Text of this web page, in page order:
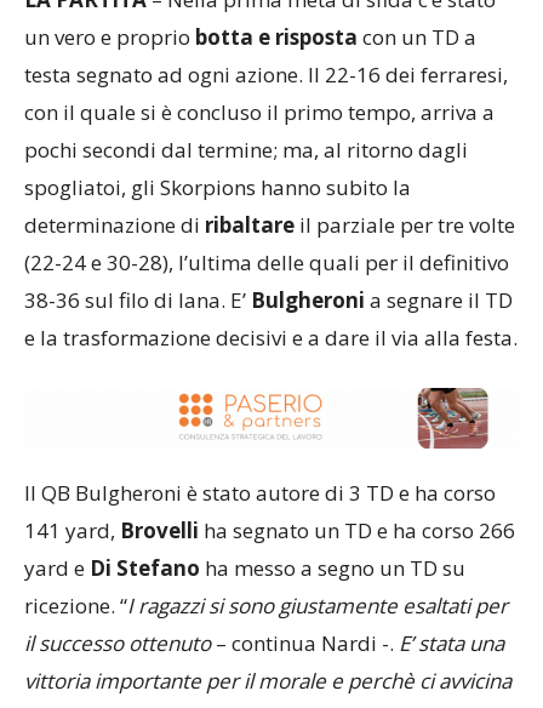
– Nella prima metà di sfida c’è stato
un vero e proprio
botta e risposta
testa segnato ad ogni azione. Il 22-16 dei ferraresi,
con il quale si è concluso il primo tempo, arriva a
pochi secondi dal termine; ma, al ritorno dagli
spogliatoi, gli Skorpions hanno subito la
il parziale per tre volte
(22-24 e 30-28), l’ultima delle quali per il definitivo
Bulgheroni
a segnare il TD
Il QB Bulgheroni è stato autore di 3 TD e ha corso
141 yard,Brovelli ha segnato un TD e ha corso 266
yard eDi Stefanoha messo a segno un TD su
ricezione. “ I ragazzi si sono giustamente esaltati per
il successo ottenuto– continua Nardi -.E’ stata una